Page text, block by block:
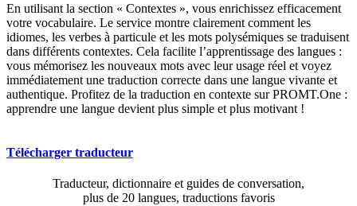
En utilisant la section « Contextes », vous enrichissez efficacement
votre vocabulaire. Le service montre clairement comment les
idiomes, les verbes à particule et les mots polysémiques se traduisent
dans différents contextes. Cela facilite l’apprentissage des langues :
vous mémorisez les nouveaux mots avec leur usage réel et voyez
immédiatement une traduction correcte dans une langue vivante et
authentique. Profitez de la traduction en contexte sur PROMT.One :
apprendre une langue devient plus simple et plus motivant !
Télécharger traducteur
Traducteur, dictionnaire et guides de conversation,
plus de 20 langues, traductions favoris